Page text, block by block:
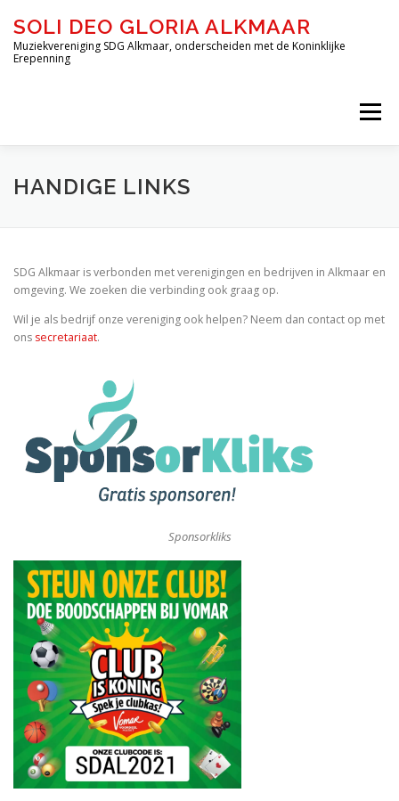
naar
inhoud
SOLI DEO GLORIA ALKMAAR
Muziekvereniging SDG Alkmaar, onderscheiden met de Koninklijke
Erepenning
Menu
HOME OVER ONS
INSCHRIJVEN – DE BLAZERIJ AGENDA
FORMULIEREN
HANDIGE LINKS
SDG Alkmaar is verbonden met verenigingen en bedrijven in Alkmaar en
omgeving. We zoeken die verbinding ook graag op.
Wil je als bedrijf onze vereniging ook helpen? Neem dan contact op met
ons secretariaat.
Sponsorkliks